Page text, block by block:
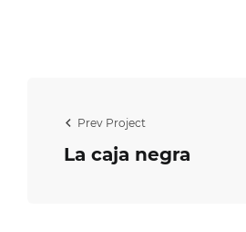
Prev Project
La caja negra